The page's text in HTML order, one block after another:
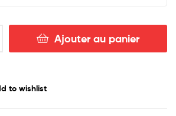
Ajouter au panier
to wishlist